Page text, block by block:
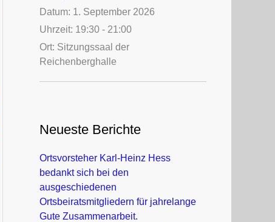
Datum: 1. September 2026
Uhrzeit: 19:30 - 21:00
Ort: Sitzungssaal der
Reichenberghalle
Neueste Berichte
Ortsvorsteher Karl-Heinz Hess
bedankt sich bei den
ausgeschiedenen
Ortsbeiratsmitgliedern für jahrelange
Gute Zusammenarbeit.